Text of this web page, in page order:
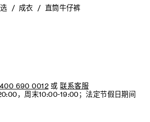
成衣 直筒牛仔裤
400 690 0012 或 联系客服
，周末10:00-19:00；法定节假日期间